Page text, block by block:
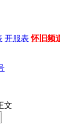
开服表 怀旧频
文